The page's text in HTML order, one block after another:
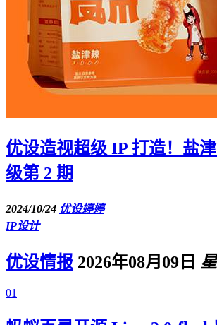
优设造视超级 IP 打造！盐
级第 2 期
2024/10/24 优设婷婷
IP设计
优设情报 2026年08月09日
01